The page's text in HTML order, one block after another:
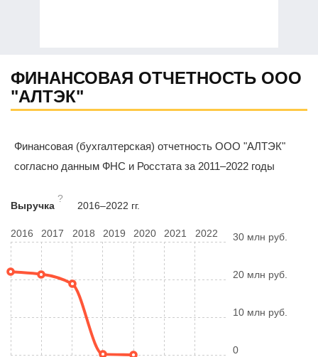
ФИНАНСОВАЯ ОТЧЕТНОСТЬ ООО
"АЛТЭК"
Финансовая (бухгалтерская) отчетность ООО "АЛТЭК"
согласно данным ФНС и Росстата за 2011–2022 годы
Выручка
?
2016–2022 гг.
2016 2017 2018 2019 2020 2021 2022
0
10 млн руб.
20 млн руб.
30 млн руб.